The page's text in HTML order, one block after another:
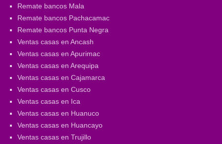
Remate bancos Mala
Remate bancos Pachacamac
Remate bancos Punta Negra
Ventas casas en Ancash
Ventas casas en Apurimac
Ventas casas en Arequipa
Ventas casas en Cajamarca
Ventas casas en Cusco
Ventas casas en Ica
Ventas casas en Huanuco
Ventas casas en Huancayo
Ventas casas en Trujillo